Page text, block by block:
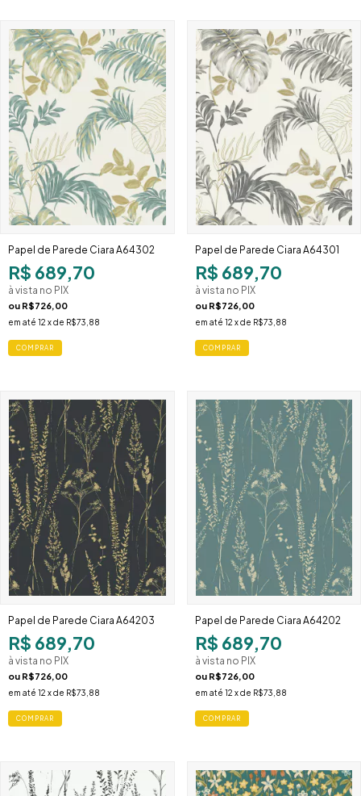
Papel de Parede Ciara A64302
R$ 689,70
à vista no PIX
ou R$726,00
em até 12 x de R$73,88
Papel de Parede Ciara A64301
R$ 689,70
à vista no PIX
ou R$726,00
em até 12 x de R$73,88
Papel de Parede Ciara A64203
R$ 689,70
à vista no PIX
ou R$726,00
em até 12 x de R$73,88
Papel de Parede Ciara A64202
R$ 689,70
à vista no PIX
ou R$726,00
em até 12 x de R$73,88